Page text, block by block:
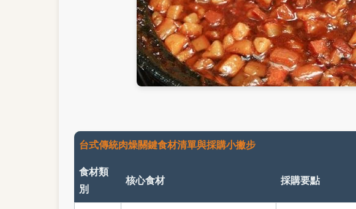
台式傳統肉燥關鍵食材清單與採購小撇步
食材類
別
核心食材 採購要點